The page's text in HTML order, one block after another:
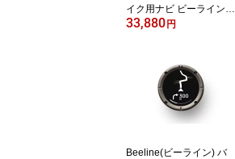
イク用ナビ ビーラインモ
ト2 Moto II ナビゲーショ
33,880円
Beeline(ビーライン) バ